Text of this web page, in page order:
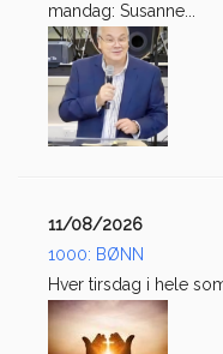
mandag: Susanne...
11/08/2026
1000: BØNN
Hver tirsdag i hele